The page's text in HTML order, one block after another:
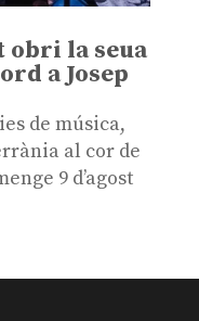
obri la seua
a Josep
de música,
al cor de
9 d’agost